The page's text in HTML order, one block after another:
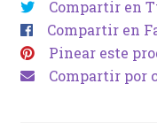
Compartir en
Compartir en
Pinear este
Compartir por